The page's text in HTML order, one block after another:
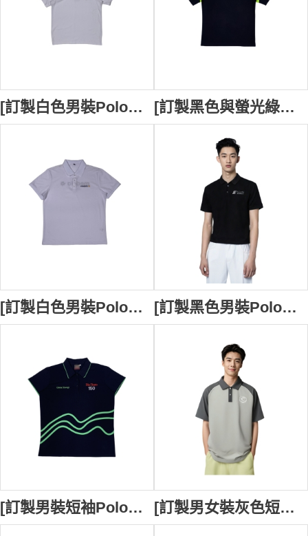
[訂製白色男裝Polo恤] ｜設計1色繡花logo｜Polo衫採用經典翻領設計｜胸筒位置3顆鈕扣設計｜酒吧 員工制服｜THE RINK｜P1797 [訂製黑色與螢光綠拼接設計的短袖Polo衫] ｜設計肩膀與袖口部分有螢光綠條紋設計｜Polo衫採用經典翻領設計｜胸筒位置2顆鈕扣設計｜Tauruz｜汽車 美容 清洗 服務公司｜P1796
[訂製白色男裝Polo恤] ｜設計2色繡花logo｜Polo衫採用經典翻領設計｜胸筒位置3顆鈕扣設計｜母嬰產品品牌系列｜P1795 [訂製黑色男裝Polo恤] ｜設計單色繡花logo｜Polo衫採用經典翻領設計｜胸筒位置2顆鈕扣設計｜100%cotton｜Peak Security Limited｜P1775
[訂製男裝短袖Polo恤] |自訂撞色邊袖Polo恤 | Polo恤供應商 | 黑色Polo恤 100%Cotton P1761 [訂製男女裝灰色短袖POLO] ｜設計單色白色印花logo｜印花logo｜2粒透明鈕扣｜香港保護兒童會｜P1709